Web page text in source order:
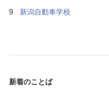
新潟自動車学校
新着のことば